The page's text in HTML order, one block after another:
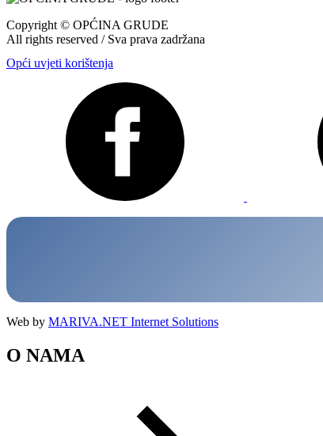
Copyright © OPĆINA GRUDE
All rights reserved / Sva prava zadržana
Opći uvjeti korištenja
Web by MARIVA.NET Internet Solutions
O NAMA